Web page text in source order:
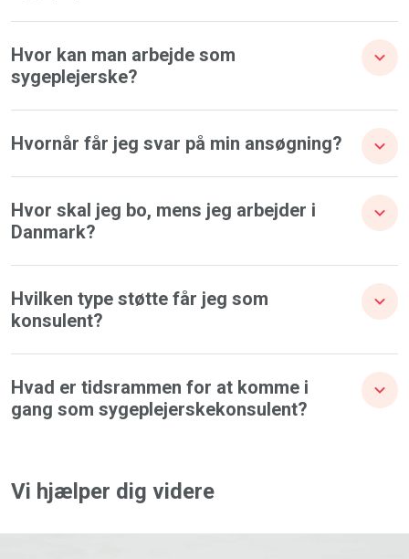
Hvor kan man arbejde som
sygeplejerske?
Hvornår får jeg svar på min ansøgning?
Hvor skal jeg bo, mens jeg arbejder i
Danmark?
Hvilken type støtte får jeg som
konsulent?
Hvad er tidsrammen for at komme i
gang som sygeplejerskekonsulent?
Vi hjælper dig videre